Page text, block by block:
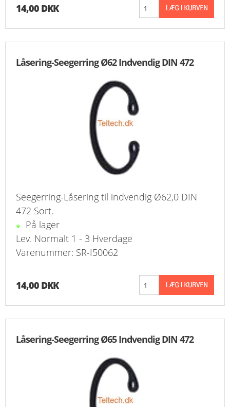
14,00 DKK
Låsering-Seegerring Ø62 Indvendig DIN 472
Seegerring-Låsering til indvendig Ø62,0 DIN
472 Sort.
På lager
Lev. Normalt 1 - 3 Hverdage
Varenummer: SR-I50062
14,00 DKK
Låsering-Seegerring Ø65 Indvendig DIN 472